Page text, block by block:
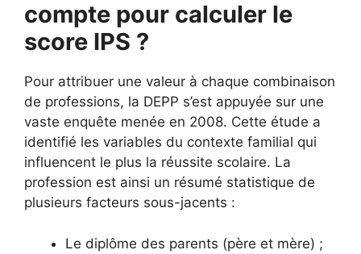
compte pour calculer le
score IPS ?
Pour attribuer une valeur à chaque combinaison
de professions, la DEPP s’est appuyée sur une
vaste enquête menée en 2008. Cette étude a
identifié les variables du contexte familial qui
influencent le plus la réussite scolaire. La
profession est ainsi un résumé statistique de
plusieurs facteurs sous-jacents :
Le diplôme des parents (père et mère) ;